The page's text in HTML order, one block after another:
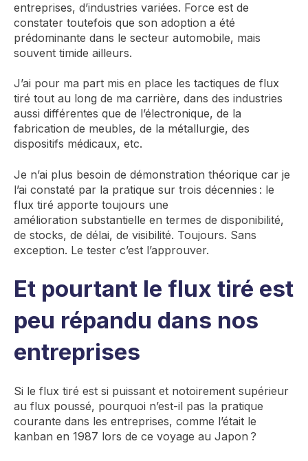
entreprises, d’industries variées. Force est de
constater toutefois que son adoption a été
prédominante dans le secteur automobile, mais
souvent timide ailleurs.
J’ai pour ma part mis en place les tactiques de flux
tiré tout au long de ma carrière, dans des industries
aussi différentes que de l’électronique, de la
fabrication de meubles, de la métallurgie, des
dispositifs médicaux, etc.
Je n’ai plus besoin de démonstration théorique car je
l’ai constaté par la pratique sur trois décennies : le
flux tiré apporte toujours une
amélioration substantielle en termes de disponibilité,
de stocks, de délai, de visibilité. Toujours. Sans
exception. Le tester c’est l’approuver.
Et pourtant le flux tiré est
peu répandu dans nos
entreprises
Si le flux tiré est si puissant et notoirement supérieur
au flux poussé, pourquoi n’est-il pas la pratique
courante dans les entreprises, comme l’était le
kanban en 1987 lors de ce voyage au Japon ?